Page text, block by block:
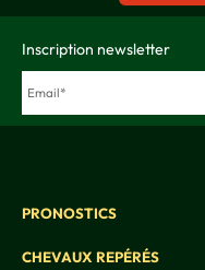
Inscription newsletter
PRONOSTICS
CHEVAUX REPÉRÉS